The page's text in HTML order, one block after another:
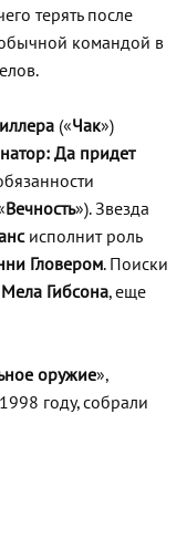
терять после
командой в
(«Чак»)
Да придет
Вечность»). Звезда
исполнит роль
Гловером. Поиски
Мела Гибсона, еще
оружие»,
году, собрали